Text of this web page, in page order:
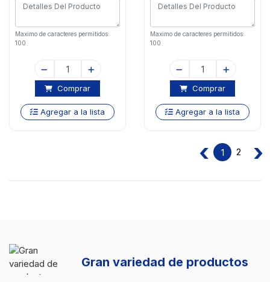
Maximo de caracteres permitidos:
100
Comprar
Agregar a la lista
Maximo de caracteres permitidos:
100
Comprar
Agregar a la lista
‹ 1 2 ›
Gran variedad de productos